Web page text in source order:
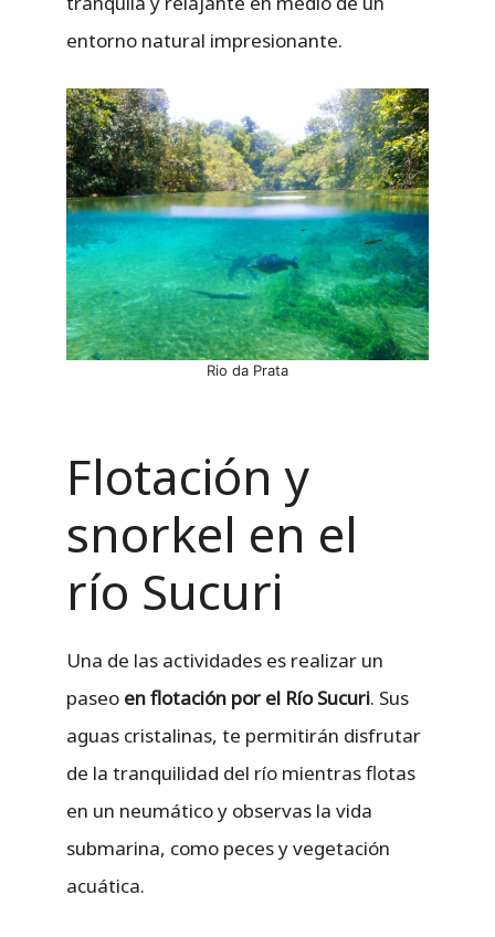
entorno natural impresionante.
Rio da Prata
Flotación y
snorkel en el
río Sucuri
Una de las actividades es realizar un
paseo en flotación por el Río Sucuri. Sus
aguas cristalinas, te permitirán disfrutar
de la tranquilidad del río mientras flotas
en un neumático y observas la vida
submarina, como peces y vegetación
acuática.